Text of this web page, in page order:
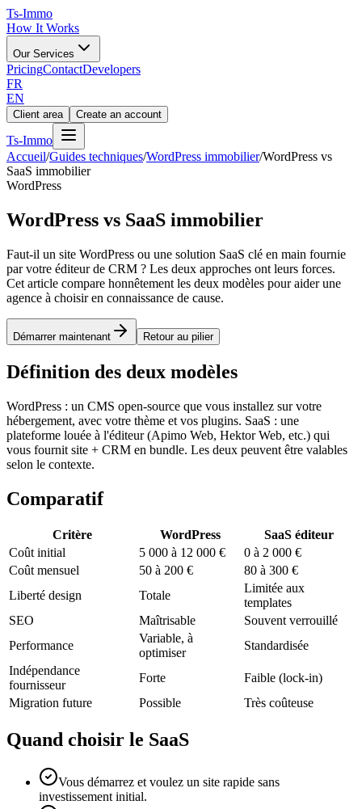
Ts-Immo
How It Works
Our Services
PricingContactDevelopers
FR
EN
Client area Create an account
Ts-Immo
Accueil/Guides techniques/WordPress immobilier/WordPress vs
SaaS immobilier
WordPress
WordPress vs SaaS immobilier
Faut-il un site WordPress ou une solution SaaS clé en main fournie
par votre éditeur de CRM ? Les deux approches ont leurs forces.
Cet article compare honnêtement les deux modèles pour aider une
agence à choisir en connaissance de cause.
Démarrer maintenant Retour au pilier
Définition des deux modèles
WordPress : un CMS open-source que vous installez sur votre
hébergement, avec votre thème et vos plugins. SaaS : une
plateforme louée à l'éditeur (Apimo Web, Hektor Web, etc.) qui
vous fournit site + CRM en bundle. Les deux peuvent être valables
selon le contexte.
Comparatif
Critère WordPress
SaaS éditeur
Coût initial
5 000 à 12 000 €
0 à 2 000 €
Coût mensuel
50 à 200 €
80 à 300 €
Liberté design
Totale
Limitée aux
templates
SEO
Maîtrisable
Souvent verrouillé
Performance
Variable, à
optimiser
Standardisée
Indépendance
fournisseur
Forte
Faible (lock-in)
Migration future
Possible Très coûteuse
Quand choisir le SaaS
Vous démarrez et voulez un site rapide sans
investissement initial.